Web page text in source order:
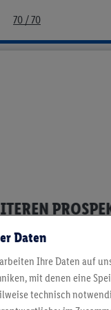
70 / 70
– 15.08.2026
Daten
Ihre Daten auf
mit denen eine
technisch